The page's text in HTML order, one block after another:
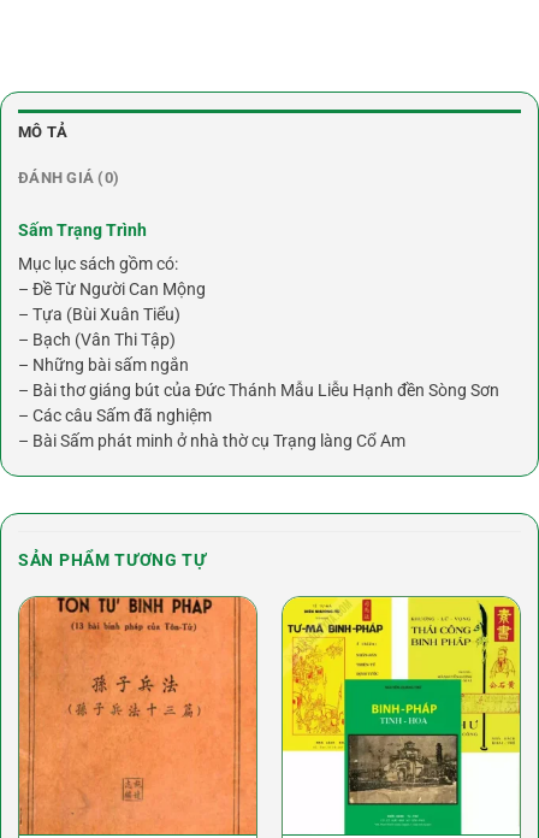
MÔ TẢ
ĐÁNH GIÁ (0)
Sấm Trạng Trình
Mục lục sách gồm có:
– Đề Từ Người Can Mộng
– Tựa (Bùi Xuân Tiểu)
– Bạch (Vân Thi Tập)
– Những bài sấm ngắn
– Bài thơ giáng bút của Đức Thánh Mẫu Liễu Hạnh đền Sòng Sơn
– Các câu Sấm đã nghiệm
– Bài Sấm phát minh ở nhà thờ cụ Trạng làng Cổ Am
SẢN PHẨM TƯƠNG TỰ